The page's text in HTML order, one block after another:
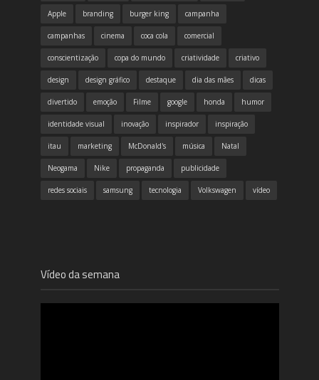
Apple branding burger king campanha
campanhas cinema coca cola comercial
conscientização copa do mundo criatividade criativo
design design gráfico destaque dia das mães dicas
divertido emoção Filme google honda humor
identidade visual inovação inspirador inspiração
itau marketing McDonald's música Natal
Neogama Nike propaganda publicidade
redes sociais samsung tecnologia Volkswagen vídeo
Vídeo da semana